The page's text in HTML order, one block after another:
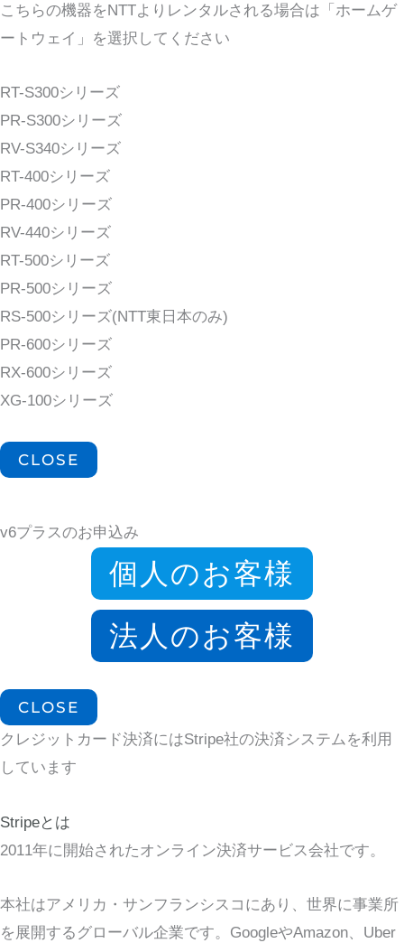
こちらの機器をNTTよりレンタルされる場合は「ホームゲ
ートウェイ」を選択してください
RT-S300シリーズ
PR-S300シリーズ
RV-S340シリーズ
RT-400シリーズ
PR-400シリーズ
RV-440シリーズ
RT-500シリーズ
PR-500シリーズ
RS-500シリーズ(NTT東日本のみ)
PR-600シリーズ
RX-600シリーズ
XG-100シリーズ
CLOSE
v6プラスのお申込み
個人のお客様
法人のお客様
CLOSE
クレジットカード決済にはStripe社の決済システムを利用
しています
Stripeとは
2011年に開始されたオンライン決済サービス会社です。
本社はアメリカ・サンフランシスコにあり、世界に事業所
を展開するグローバル企業です。GoogleやAmazon、Uber